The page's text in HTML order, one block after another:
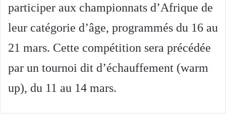
participer aux championnats d’Afrique de
leur catégorie d’âge, programmés du 16 au
21 mars. Cette compétition sera précédée
par un tournoi dit d’échauffement (warm
up), du 11 au 14 mars.